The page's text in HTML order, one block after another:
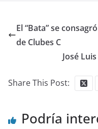
El “Bata” se
de Clubes C
José
Share This Post:
Podría